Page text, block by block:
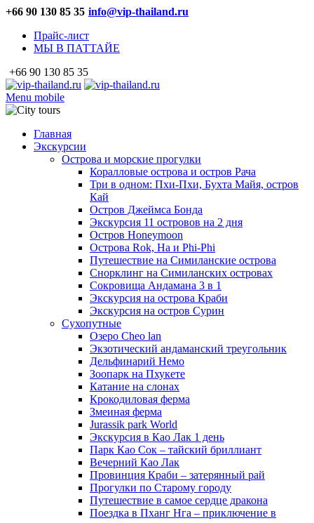
+66 90 130 85 35 info@vip-thailand.ru
Прайс-лист
МЫ В ПАТТАЙЕ
+66 90 130 85 35
Menu mobile
Главная
Экскурсии
Острова и морские прогулки
Коралловые острова и остров Рача
Три в одном: Пхи-Пхи, Бухта Майя, остров
Кай
Остров Джеймса Бонда
Экскурсия 11 островов на 2 дня
Остров Honeymoon
Острова Rok, Ha и Phi-Phi
Путешествие на Симиланские острова
Снорклинг на Симиланских островах
Сокровища Андамана 3 в 1
Экскурсия на острова Краби
Экскурсия на остров Сурин
Сухопутные
Озеро Cheo lan
Экзотический андаманский треугольник
Дельфинарий Немо
Зоопарк на Пхукете
Катание на слонах
Крокодиловая ферма
Змеиная ферма
Jurassik park World
Экскурсия в Као Лак 1 день
Парк Као Сок – тайский бриллиант
Вечерний Као Лак
Провинция Краби – затерянный рай
Прогулки по Старому городу
Путешествие в самое сердце дракона
Поездка в Пханг Нга – приключение в